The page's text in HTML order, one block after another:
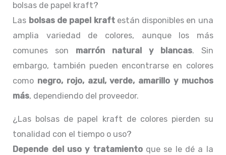
bolsas de papel kraft?
Las bolsas de papel kraftestán disponibles en una
amplia variedad de colores, aunque los más
comunes son marrón natural y blancas. Sin
embargo, también pueden encontrarse en colores
como negro, rojo, azul, verde, amarillo y muchos
más, dependiendo del proveedor.
¿Las bolsas de papel kraft de colores pierden su
tonalidad con el tiempo o uso?
Depende del uso y tratamientoque se le dé a la